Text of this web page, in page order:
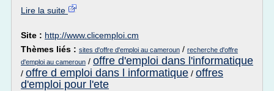
Lire la suite
Site : http://www.clicemploi.cm
Thèmes liés : sites d'offre d'emploi au cameroun / recherche d'offre
d'emploi au cameroun / offre d'emploi dans l'informatique
/ offre d emploi dans l informatique / offres
d'emploi pour l'ete